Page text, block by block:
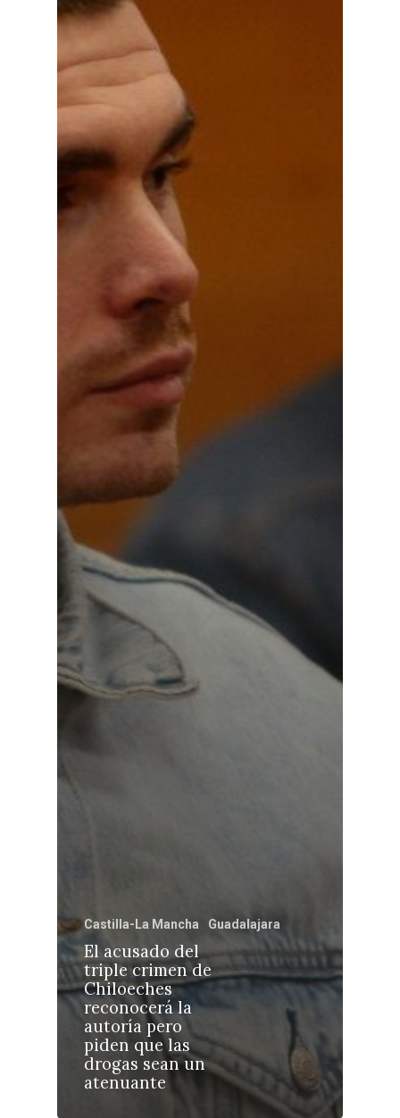
Castilla-La Mancha Guadalajara
El acusado del
triple crimen de
Chiloeches
reconocerá la
autoría pero
piden que las
drogas sean un
atenuante
Castilla-La
Toledo
Ciudad Real
Albacete
Cuenca
Guadalajara
Sanidad
Economía
Educación
Cultura